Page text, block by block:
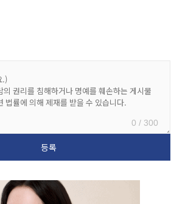
0 / 300